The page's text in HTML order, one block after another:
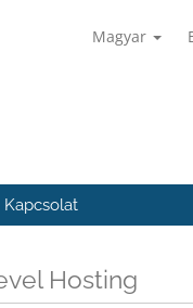
Magyar
Kapcsolat
Hosting